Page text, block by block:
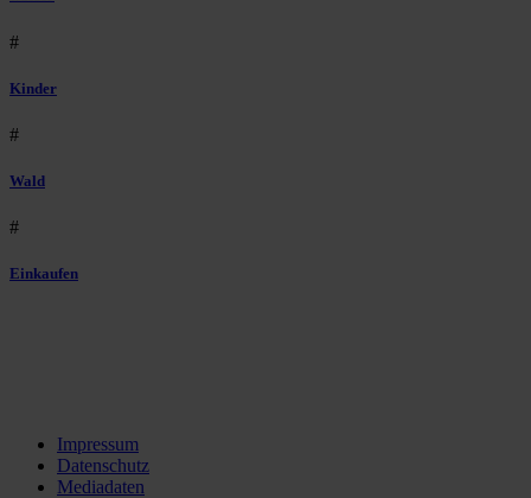
#
Kinder
#
Wald
#
Einkaufen
Impressum
Datenschutz
Mediadaten